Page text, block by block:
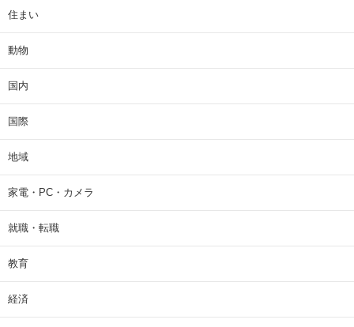
住まい
動物
国内
国際
地域
家電・PC・カメラ
就職・転職
教育
経済